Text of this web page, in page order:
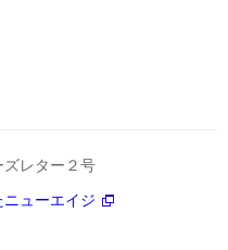
ズレター２号
ューエイジ